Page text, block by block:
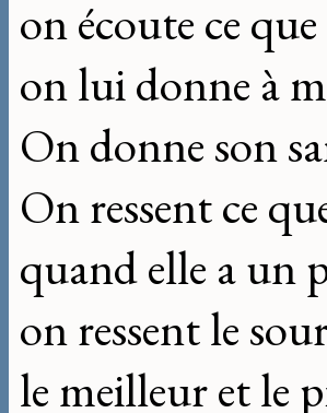
on écoute ce
on lui donne à
On donne son
On ressent ce
quand elle a un
on ressent le
le meilleur et le